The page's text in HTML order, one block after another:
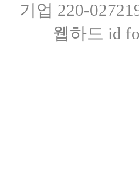
기업 220-
웹하드 id